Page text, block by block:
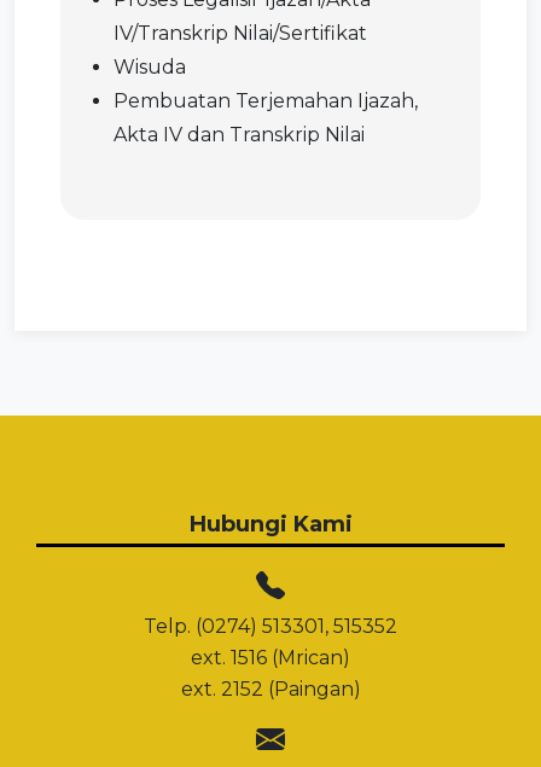
IV/Transkrip Nilai/Sertifikat
Wisuda
Pembuatan Terjemahan Ijazah,
Akta IV dan Transkrip Nilai
Hubungi Kami
Telp. (0274) 513301, 515352
ext. 1516 (Mrican)
ext. 2152 (Paingan)